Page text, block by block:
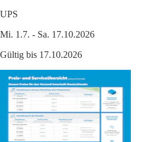
UPS
Mi. 1.7. - Sa. 17.10.2026
Gültig bis 17.10.2026